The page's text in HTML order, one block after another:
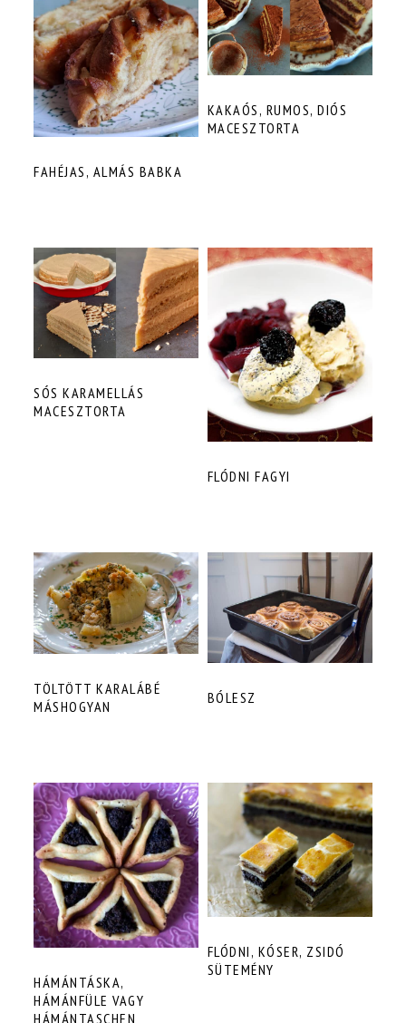
FAHÉJAS, ALMÁS BABKA
KAKAÓS, RUMOS, DIÓS
MACESZTORTA
SÓS KARAMELLÁS
MACESZTORTA
FLÓDNI FAGYI
TÖLTÖTT KARALÁBÉ
MÁSHOGYAN
BÓLESZ
HÁMÁNTÁSKA,
HÁMÁNFÜLE VAGY
HÁMÁNTASCHEN
FLÓDNI, KÓSER, ZSIDÓ
SÜTEMÉNY